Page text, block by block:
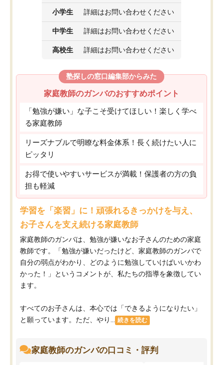
小学生 詳細はお問い合わせください
中学生 詳細はお問い合わせください
高校生 詳細はお問い合わせください
塾探しの窓口編集部からみた
家庭教師のガンバのおすすめポイント
「勉強が嫌い」な子こそ受けてほしい！楽しく学べ
る家庭教師
リーズナブルで明瞭な料金体系！長く続けたい人に
ピッタリ
お得で使いやすいサービスが満載！保護者の方の負
担も軽減
学習を「楽習」に！頑張れるきっかけを与え、
お子さんを支え続ける家庭教師
家庭教師のガンバは、勉強が嫌いなお子さんのための家庭
教師です。「勉強が嫌いだったけど、家庭教師のガンバで
自分の弱点がわかり、どのように勉強していけばいいかわ
かった！」というコメントが、私たちの指導を象徴してい
ます。
すべてのお子さんは、本心では「できるようになりたい」
と願っています。ただ、やり...
続きを読む
家庭教師のガンバの口コミ・評判